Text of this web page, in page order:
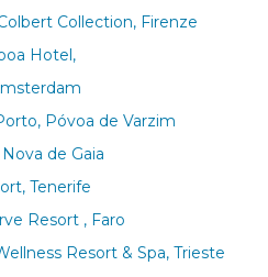
Collection, Firenze
Hotel,
Póvoa de Varzim
de Gaia
Tenerife
Resort , Faro
Resort & Spa, Trieste